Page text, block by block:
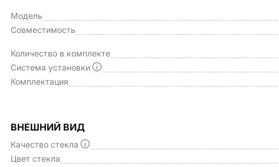
Модель
Совместимость
Количество в комплекте
Система установки
Комплектация
ВНЕШНИЙ ВИД
Качество стекла
Цвет стекла